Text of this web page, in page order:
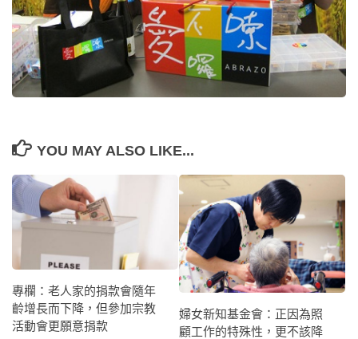
YOU MAY ALSO LIKE...
專欄：老人家的捐款會隨年
齡增長而下降，但參加宗教
活動會更願意捐款
婦女新知基金會：正因為照
顧工作的特殊性，更不該降